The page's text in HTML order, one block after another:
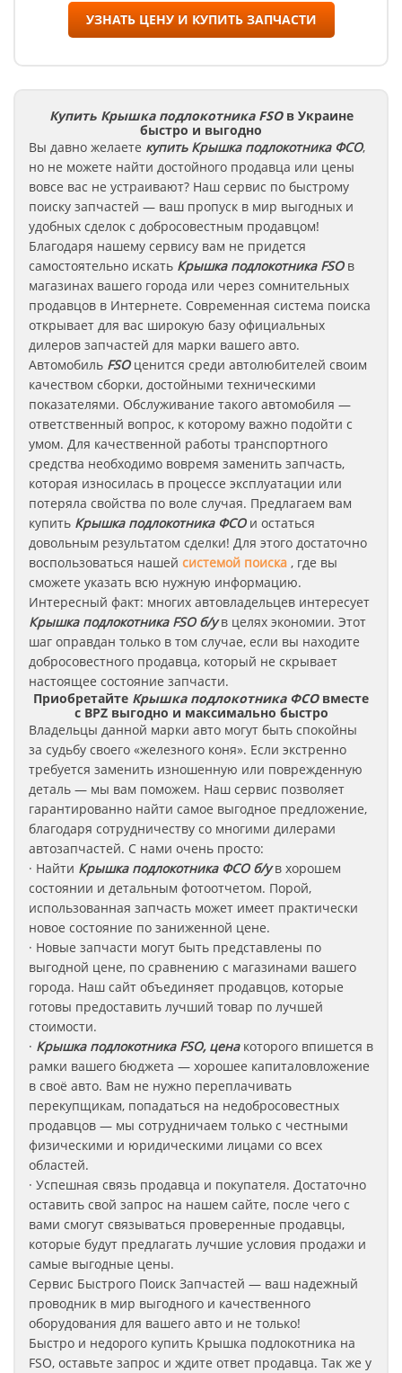
УЗНАТЬ ЦЕНУ И КУПИТЬ ЗАПЧАСТИ
Купить Крышка подлокотника FSOв Украине
быстро и выгодно
Вы давно желаете купить Крышка подлокотникаФСО,
но не можете найти достойного продавца или цены
вовсе вас не устраивают? Наш сервис по быстрому
поиску запчастей — ваш пропуск в мир выгодных и
удобных сделок с добросовестным продавцом!
Благодаря нашему сервису вам не придется
самостоятельно искать Крышка подлокотникаFSOв
магазинах вашего города или через сомнительных
продавцов в Интернете. Современная система поиска
открывает для вас широкую базу официальных
дилеров запчастей для марки вашего авто.
Автомобиль FSO ценится среди автолюбителей своим
качеством сборки, достойными техническими
показателями. Обслуживание такого автомобиля —
ответственный вопрос, к которому важно подойти с
умом. Для качественной работы транспортного
средства необходимо вовремя заменить запчасть,
которая износилась в процессе эксплуатации или
потеряла свойства по воле случая. Предлагаем вам
купить Крышка подлокотникаФСОи остаться
довольным результатом сделки! Для этого достаточно
воспользоваться нашей системой поиска , где вы
сможете указать всю нужную информацию.
Интересный факт: многих автовладельцев интересует
Крышка подлокотника FSO б/у в целях экономии. Этот
шаг оправдан только в том случае, если вы находите
добросовестного продавца, который не скрывает
настоящее состояние запчасти.
Приобретайте Крышка подлокотника ФСОвместе
с BPZ выгодно и максимально быстро
Владельцы данной марки авто могут быть спокойны
за судьбу своего «железного коня». Если экстренно
требуется заменить изношенную или поврежденную
деталь — мы вам поможем. Наш сервис позволяет
гарантированно найти самое выгодное предложение,
благодаря сотрудничеству со многими дилерами
автозапчастей. С нами очень просто:
· Найти Крышка подлокотникаФСОб/ув хорошем
состоянии и детальным фотоотчетом. Порой,
использованная запчасть может имеет практически
новое состояние по заниженной цене.
· Новые запчасти могут быть представлены по
выгодной цене, по сравнению с магазинами вашего
города. Наш сайт объединяет продавцов, которые
готовы предоставить лучший товар по лучшей
стоимости.
· Крышка подлокотника FSO, цена которого впишется в
рамки вашего бюджета — хорошее капиталовложение
в своё авто. Вам не нужно переплачивать
перекупщикам, попадаться на недобросовестных
продавцов — мы сотрудничаем только с честными
физическими и юридическими лицами со всех
областей.
· Успешная связь продавца и покупателя. Достаточно
оставить свой запрос на нашем сайте, после чего с
вами смогут связываться проверенные продавцы,
которые будут предлагать лучшие условия продажи и
самые выгодные цены.
Сервис Быстрого Поиск Запчастей — ваш надежный
проводник в мир выгодного и качественного
оборудования для вашего авто и не только!
Быстро и недорого купить Крышка подлокотника на
FSO, оставьте запрос и ждите ответ продавца. Так же у